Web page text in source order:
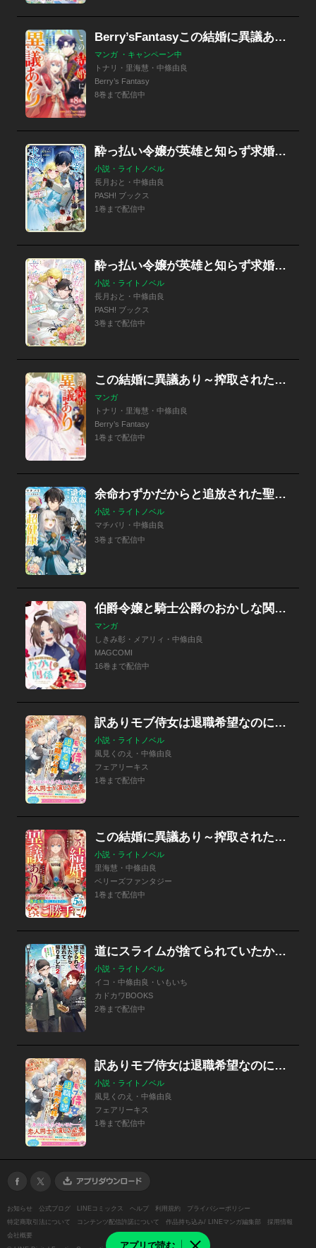
アプリで読む
Berry’sFantasyこの結婚に異議あり～搾取された無能令嬢の華麗なる大逆転～
マンガ ・キャンペーン中
トナリ・里海慧・中條由良
Berry’s Fantasy
8巻まで配信中
酔っ払い令嬢が英雄と知らず求婚した結果 特別版
小説・ライトノベル
長月おと・中條由良
PASH! ブックス
1巻まで配信中
酔っ払い令嬢が英雄と知らず求婚した結果
小説・ライトノベル
長月おと・中條由良
PASH! ブックス
3巻まで配信中
この結婚に異議あり～搾取された無能令嬢の華麗なる大逆転～
マンガ
トナリ・里海慧・中條由良
Berry’s Fantasy
1巻まで配信中
余命わずかだからと追放された聖女ですが、巡礼の旅に出たら超健康になりました
小説・ライトノベル
マチバリ・中條由良
3巻まで配信中
伯爵令嬢と騎士公爵のおかしな関係 THE COMIC【分冊版】
マンガ
しきみ彰・メアリィ・中條由良
MAGCOMI
16巻まで配信中
訳ありモブ侍女は退職希望なのに次期大公様に目をつけられてしまいました 特別版
小説・ライトノベル
風見くのえ・中條由良
フェアリーキス
1巻まで配信中
この結婚に異議あり～搾取された無能令嬢の華麗なる大逆転～
小説・ライトノベル
里海慧・中條由良
ベリーズファンタジー
1巻まで配信中
道にスライムが捨てられていたから連れて帰りました
小説・ライトノベル
イコ・中條由良・いもいち
カドカワBOOKS
2巻まで配信中
訳ありモブ侍女は退職希望なのに次期大公様に目をつけられてしまいました
小説・ライトノベル
風見くのえ・中條由良
フェアリーキス
1巻まで配信中
お知らせ 公式ブログ LINEコミックス ヘルプ 利用規約
プライバシーポリシー
特定商取引法について
コンテンツ配信許諾について 作品持ち込み/ LINEマンガ編集部
採用情報
会社概要